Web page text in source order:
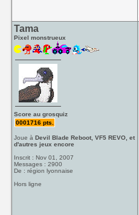
Tama
Pixel monstrueux
Score au grosquiz
0001716 pts.
Joue àDevil Blade Reboot, VF5 REVO, et
d'autres jeux encore
Inscrit : Nov 01, 2007
Messages : 2900
De : région lyonnaise
Hors ligne